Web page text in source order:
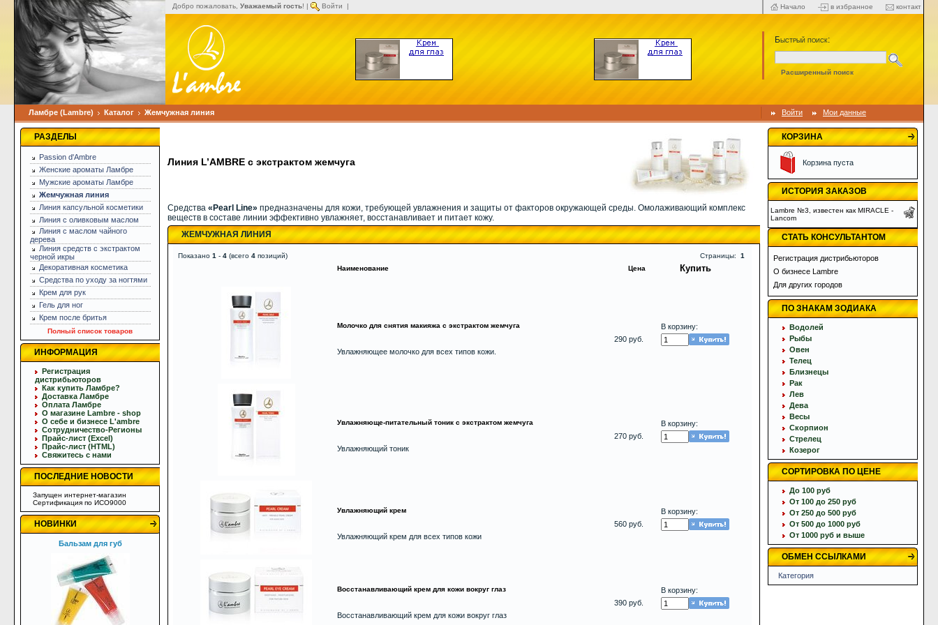
Добро пожаловать, Уважаемый гость! | Войти | Начало в избранное контакт
Быстрый поиск:
Расширенный поиск
Ламбре (Lambre) Каталог Жемчужная линия Войти Мои данные
РАЗДЕЛЫ
Passion d'Ambre
Женские ароматы Ламбре
Мужские ароматы Ламбре
Жемчужная линия
Линия капсульной косметики
Линия с оливковым маслом
Линия с маслом чайного
дерева
Линия средств с экстрактом
черной икры
Декоративная косметика
Средства по уходу за ногтями
Крем для рук
Гель для ног
Крем после бритья
Полный список товаров
ИНФОРМАЦИЯ
Регистрация
дистрибьюторов
Как купить Ламбре?
Доставка Ламбре
Оплата Ламбре
О магазине Lambre - shop
О себе и бизнесе L'ambre
Сотрудничество-Регионы
Прайс-лист (Excel)
Прайс-лист (HTML)
Свяжитесь с нами
ПОСЛЕДНИЕ НОВОСТИ
Запущен интернет-магазин
Сертификация по ИСО9000
НОВИНКИ
Бальзам для губ
Линия L’AMBRE с экстрактом жемчуга
Средства «Pearl Line» предназначены для кожи, требующей увлажнения и защиты от факторов окружающей среды. Омолаживающий комплекс
веществ в составе линии эффективно увлажняет, восстанавливает и питает кожу.
ЖЕМЧУЖНАЯ ЛИНИЯ
Показано 1 - 4 (всего 4 позиций) Страницы: 1
Наименование
Цена Купить
Молочко для снятия макияжа c экстрактом жемчуга
Увлажняющее молочко для всех типов кожи.
290 руб.
В корзину:
Увлажняюще-питательный тоник c экстрактом жемчуга
Увлажняющий тоник
270 руб.
В корзину:
Увлажняющий крем
Увлажняющий крем для всех типов кожи
560 руб.
В корзину:
Восстанавливающий крем для кожи вокруг глаз
Восстанавливающий крем для кожи вокруг глаз
390 руб.
В корзину:
КОРЗИНА
Корзина пуста
ИСТОРИЯ ЗАКАЗОВ
Lambre №3, известен как MIRACLE -
Lancom
СТАТЬ КОНСУЛЬТАНТОМ
Регистрация дистрибьюторов
О бизнесе Lambre
Для других городов
ПО ЗНАКАМ ЗОДИАКА
Водолей
Рыбы
Овен
Телец
Близнецы
Рак
Лев
Дева
Весы
Скорпион
Стрелец
Козерог
СОРТИРОВКА ПО ЦЕНЕ
До 100 руб
От 100 до 250 руб
От 250 до 500 руб
От 500 до 1000 руб
От 1000 руб и выше
ОБМЕН ССЫЛКАМИ
Категория